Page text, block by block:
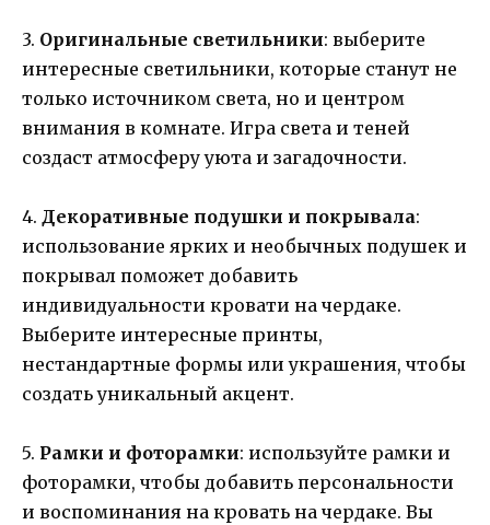
3. Оригинальные светильники: выберите
интересные светильники, которые станут не
только источником света, но и центром
внимания в комнате. Игра света и теней
создаст атмосферу уюта и загадочности.
4. Декоративные подушки и покрывала:
использование ярких и необычных подушек и
покрывал поможет добавить
индивидуальности кровати на чердаке.
Выберите интересные принты,
нестандартные формы или украшения, чтобы
создать уникальный акцент.
5. Рамки и фоторамки: используйте рамки и
фоторамки, чтобы добавить персональности
и воспоминания на кровать на чердаке. Вы